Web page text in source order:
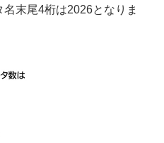
末尾4桁は2026となりま